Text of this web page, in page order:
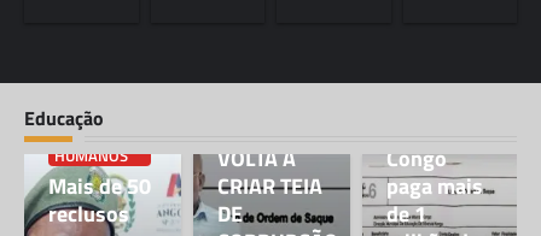
Educação
DIREITOS
HUMANOS
Mais de 50
reclusos
VOLTA A
CRIAR TEIA
DE
da
Congo
paga mais
de 1